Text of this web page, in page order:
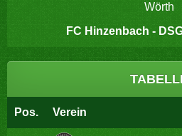
Wörth
FC Hinzenbach -
Pos. Verein